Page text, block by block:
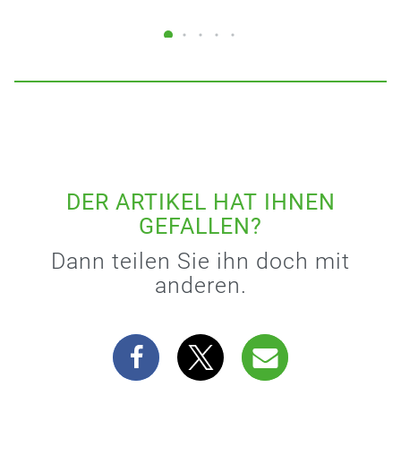
DER ARTIKEL HAT IHNEN
GEFALLEN?
Dann teilen Sie ihn doch mit
anderen.